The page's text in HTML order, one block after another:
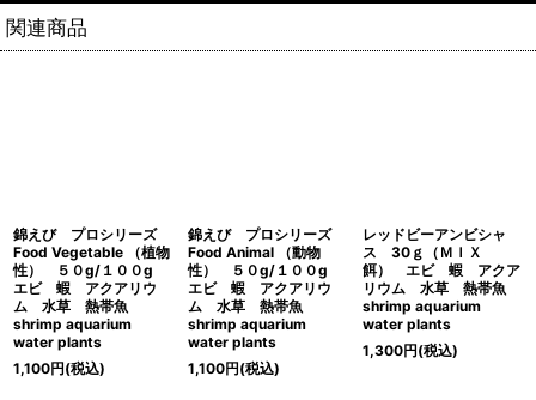
関連商品
錦えび プロシリーズ
Food Vegetable （植物
性） ５０g/１００g
エビ 蝦 アクアリウ
ム 水草 熱帯魚
shrimp aquarium
water plants
1,100円(税込)
錦えび プロシリーズ
Food Animal （動物
性） ５０g/１００g
エビ 蝦 アクアリウ
ム 水草 熱帯魚
shrimp aquarium
water plants
1,100円(税込)
レッドビーアンビシャ
ス 30ｇ（ＭＩＸ
餌） エビ 蝦 アクア
リウム 水草 熱帯魚
shrimp aquarium
water plants
1,300円(税込)